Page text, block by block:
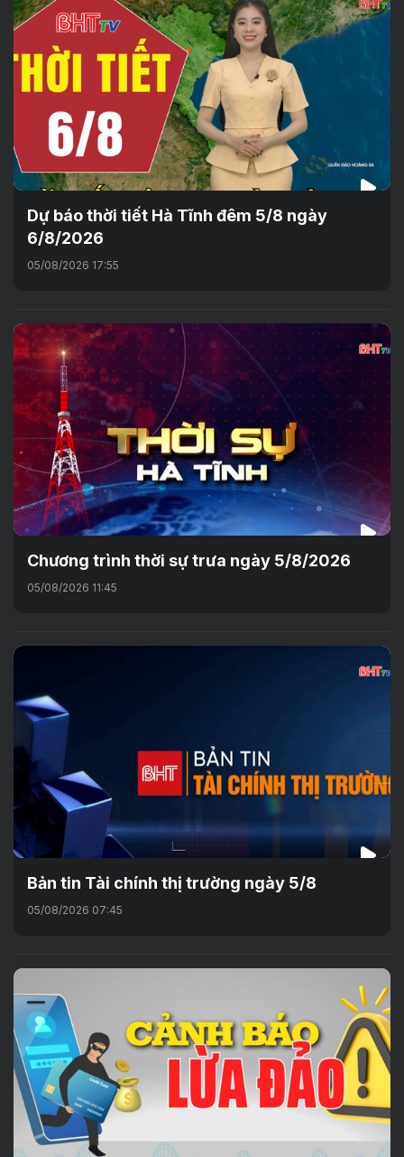
Dự báo thời tiết Hà Tĩnh đêm 5/8 ngày
6/8/2026
05/08/2026 17:55
Chương trình thời sự trưa ngày 5/8/2026
05/08/2026 11:45
Bản tin Tài chính thị trường ngày 5/8
05/08/2026 07:45